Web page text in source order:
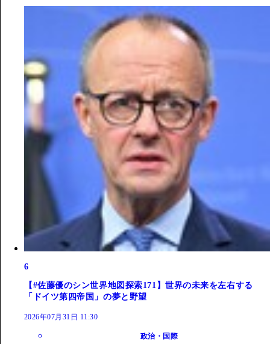
6
【#佐藤優のシン世界地図探索171】世界の未来を左右する
「ドイツ第四帝国」の夢と野望
2026年07月31日 11:30
政治・国際